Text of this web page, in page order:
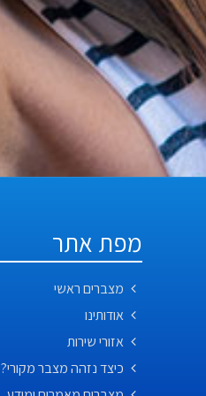
מפת אתר
מצברים ראשי
אודותינו
אזורי שירות
כיצד נזהה מצבר מקורי?